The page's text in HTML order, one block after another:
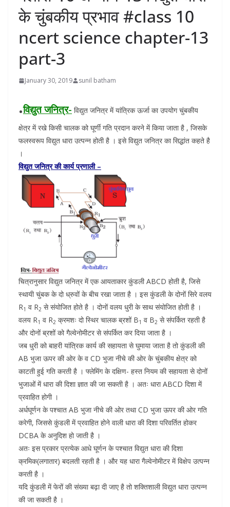
के चुंबकीय प्रभाव #class 10
ncert science chapter-13
part-3
January 30, 2019 sunil batham
.विद्युत जनित्र- विद्युत जनित्र में यांत्रिक ऊर्जा का उपयोग चुंबकीय
क्षेत्र में रखे किसी चालक को घूर्णी गति प्रदान करने में किया जाता है , जिसके
फलस्वरूप विद्युत धारा उत्पन्न होती है । इसे विद्युत जनित्र का सिद्धांत कहते है
।
विद्युत जनित्र की कार्य प्रणाली –
चित्रानुसार विद्युत जनित्र में एक आयताकार कुंडली ABCD होती है, जिसे
स्थायी चुंबक के दो ध्रुवों के बीच रखा जाता है । इस कुंडली के दोनों सिरे वलय
R1 व R2 से संयोजित होते है । दोनों वलय धुरी के साथ संयोजित होती है ।
वलय R1 व R2 क्रमशः दो स्थिर चालक ब्रशों B1 व B2 से संपर्कित रहती है
और दोनों ब्रशों को गैल्वेनोमीटर से संपर्कित कर दिया जाता है ।
जब धुरी को बाहरी यांत्रिक कार्य की सहायता से घुमाया जाता है तो कुंडली की
AB भुजा ऊपर की ओर के व CD भुजा नीचे की ओर के चुंबकीय क्षेत्र को
काटती हुई गति करती है । फ्लेमिंग के दक्षिण- हस्त नियम की सहायता से दोनों
भुजाओं में धारा की दिशा ज्ञात की जा सकती है । अतः धारा ABCD दिशा में
प्रवाहित होगी ।
अर्धघूर्णन के पश्चात AB भुजा नीचे की ओर तथा CD भुजा ऊपर की ओर गति
करेगी, जिससे कुंडली में प्रवाहित होने वाली धारा की दिशा परिवर्तित होकर
DCBA के अनुदिश हो जाती है ।
अतः इस प्रकार प्रत्येक आधे घूर्णन के पश्चात विद्युत धारा की दिशा
क्रमिक(लगातार) बदलती रहती है । और यह धारा गैल्वेनोमीटर में विक्षेप उत्पन्न
करती है ।
यदि कुंडली में फेरों की संख्या बढ़ा दी जाए है तो शक्तिशाली विद्युत धारा उत्पन्न
की जा सकती है ।